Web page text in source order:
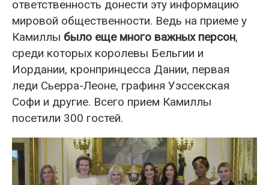
ответственность донести эту информацию
мировой общественности. Ведь на приеме у
Камиллы было еще много важных персон,
среди которых королевы Бельгии и
Иордании, кронпринцесса Дании, первая
леди Сьерра-Леоне, графиня Уэссекская
Софи и другие. Всего прием Камиллы
посетили 300 гостей.